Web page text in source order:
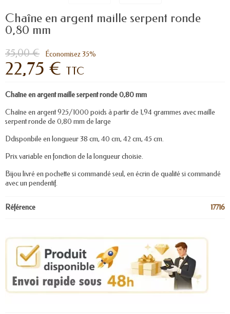
Chaîne en argent maille serpent ronde
0,80 mm
35,00 € Économisez 35%
22,75 € TTC
Chaîne en argent maille serpent ronde 0,80 mm
Chaîne en argent 925/1000 poids à partir de 1,94 grammes avec maille
serpent ronde de 0,80 mm de large
Ddisponbile en longueur 38 cm, 40 cm, 42 cm, 45 cm.
Prix variable en fonction de la longueur choisie.
Bijou livré en pochette si commandé seul, en écrin de qualité si commandé
avec un pendentif.
Référence 17716